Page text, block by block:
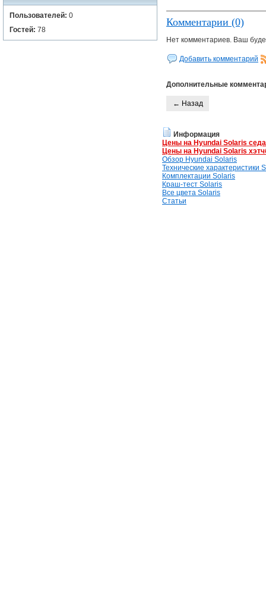
Пользователей: 0
Гостей: 78
Комментарии (0)
Нет комментариев. Ваш
Добавить комментарий
Дополнительные
← Назад
Информация
Цены на Hyundai Solaris
Цены на Hyundai Solaris
Обзор Hyundai Solaris
Технические характеристики
Комплектации Solaris
Краш-тест Solaris
Все цвета Solaris
Статьи